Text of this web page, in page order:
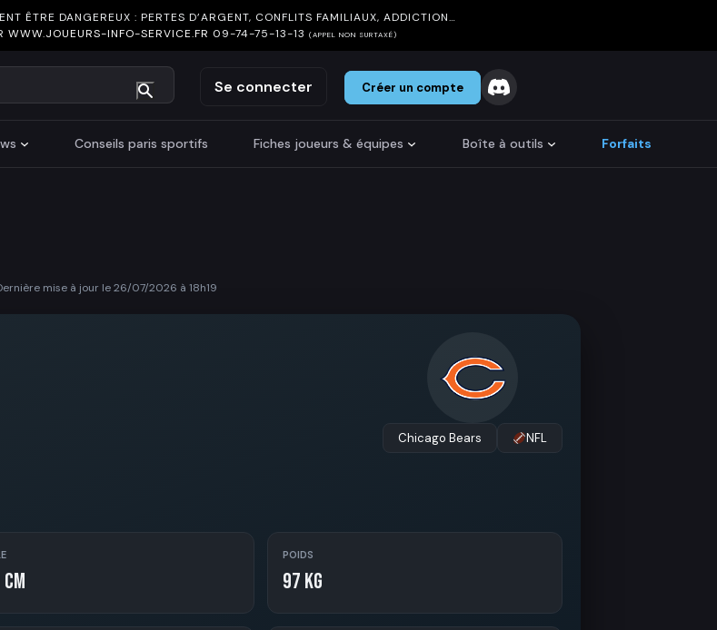
ÊTRE DANGEREUX : PERTES D’ARGENT, CONFLITS FAMILIAUX, ADDICTION…
WWW.JOUEURS-INFO-SERVICE.FR 09-74-75-13-13 (APPEL NON SURTAXÉ)
Se connecter Créer un compte
Conseils paris sportifs Fiches joueurs & équipes Boîte à outils Forfaits
mise à jour le 26/07/2026 à 18h19
Chicago Bears NFL
POIDS
97 kg